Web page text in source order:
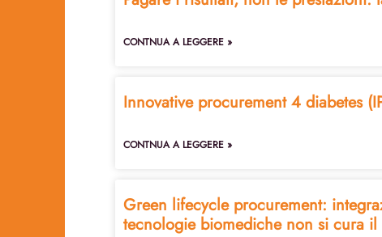
CONTNUA A LEGGERE »
Innovative procurement 4 diabetes
CONTNUA A LEGGERE »
Green lifecycle procurement:
tecnologie biomediche non si cura